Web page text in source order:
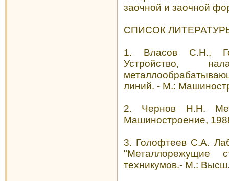
заочной и заочной
СПИСОК
1. Власов С.Н.,
Устройство,
линий. - М.:
2. Чернов Н.Н.
Машиностроение,
3. Голофтеев С.А.
"Металлорежущие
техникумов.- М.: